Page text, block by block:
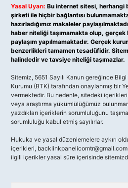
Yasal Uyarı: Bu internet sitesi, herhangi
şirketi ile hiçbir bağlantısı
hazırladığımız makaleler
haber niteliği taşımamakta olup, gerçek
paylaşım yapılmamaktadır. Gerçek
benzerlikleri tamamen tesadüfidir.
halindedir ve tavsiye niteliği taşımazlar.
Sitemiz, 5651 Sayılı Kanun gereğince
Kurumu (BTK) tarafından onaylanmış bir
vermektedir. Bu nedenle, sitedeki
veya araştırma yükümlülüğümüz
yazdıkları içeriklerin sorumluluğunu
sorumluluğu kabul etmiş sayılırlar.
Hukuka ve yasal düzenlemelere aykırı
içerikleri, backlinkpanelicomtr@gmail.com
ilgili içerikler yasal süre içerisinde